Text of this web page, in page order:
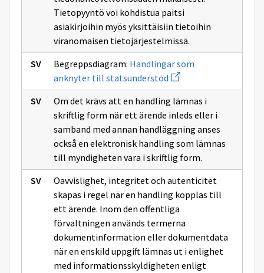
sivulle
621/1999
Tietopyyntö voi kohdistua paitsi
asiakirjoihin myös yksittäisiin tietoihin
viranomaisen tietojärjestelmissä.
Begreppsdiagram: Handlingar som
anknyter till statsunderstöd Avaa
uuden
ikkunan
sivulle
Handlingar
som
anknyter
till
statsunderstöd
Om det krävs att en handling lämnas i
skriftlig form när ett ärende inleds eller i
samband med annan handläggning anses
också en elektronisk handling som lämnas
till myndigheten vara i skriftlig form.
Oavvislighet, integritet och autenticitet
skapas i regel när en handling kopplas till
ett ärende. Inom den offentliga
förvaltningen används termerna
dokumentinformation eller dokumentdata
när en enskild uppgift lämnas ut i enlighet
med informationsskyldigheten enligt